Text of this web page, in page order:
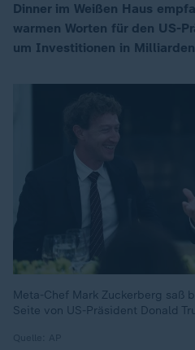
Dinner im Weißen Haus
warmen Worten für den US-
um Investitionen in
Meta-Chef Mark Zuckerberg saß
Seite von US-Präsident Donald